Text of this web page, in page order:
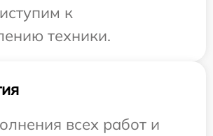
к
техники.
всех работ и